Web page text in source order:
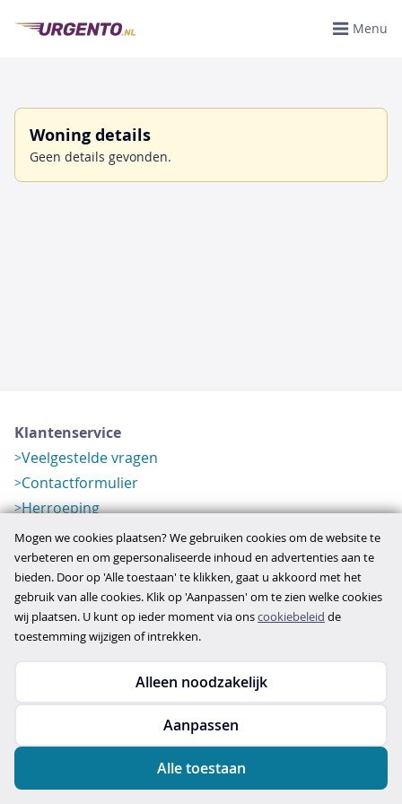
Menu
Woning details
Geen details gevonden.
Klantenservice
Veelgestelde vragen
Contactformulier
Herroeping
Over ons
Bedrijfsgegevens
Werkwijze
Overzichten
Verlopen aanbod
Copyright © 2026
privacy- en cookiebeleid
Mogen we cookies plaatsen? We gebruiken cookies om de website te
verbeteren en om gepersonaliseerde inhoud en advertenties aan te
bieden. Door op 'Alle toestaan' te klikken, gaat u akkoord met het
gebruik van alle cookies. Klik op 'Aanpassen' om te zien welke cookies
wij plaatsen. U kunt op ieder moment via onscookiebeleid de
toestemming wijzigen of intrekken.
Alleen noodzakelijk
Aanpassen
Alle toestaan